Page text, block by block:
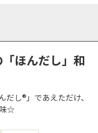
ほんだし」和
だし®」であえただけ、
☆